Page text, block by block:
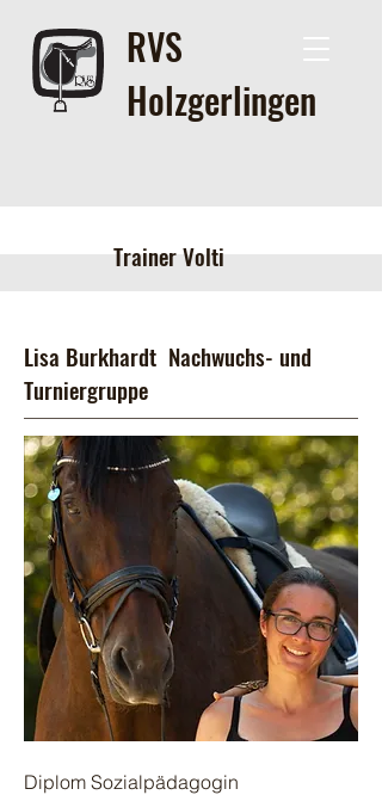
RVS
Holzgerlingen
Trainer Volti
Lisa Burkhardt Nachwuchs- und
Turniergruppe
Diplom Sozialpädagogin